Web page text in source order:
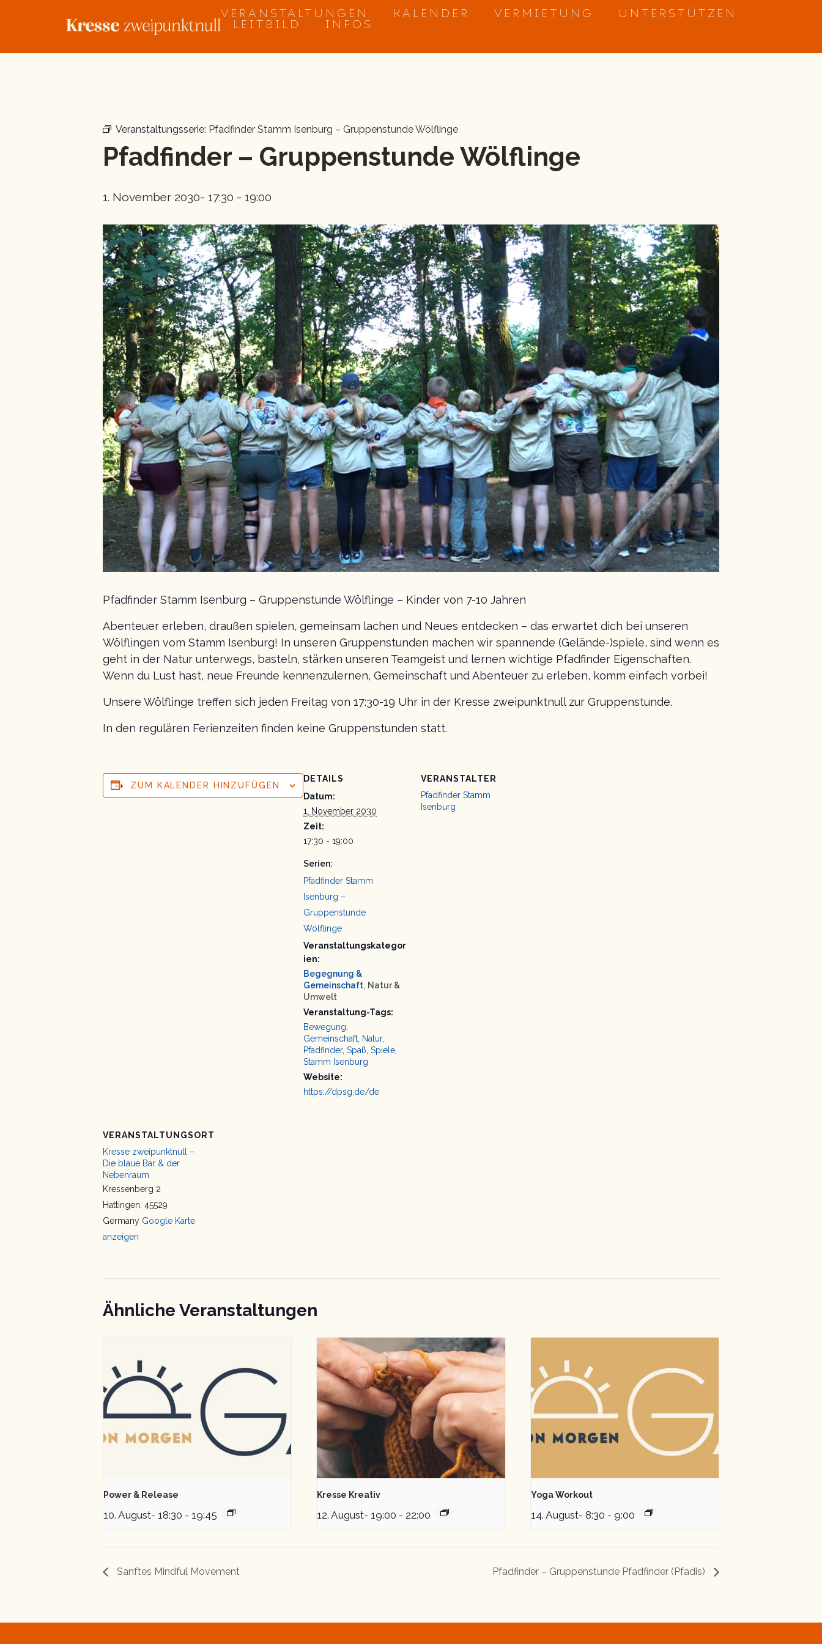
VERANSTALTUNGEN KALENDER VERMIETUNG
UNTERSTÜTZEN
LEITBILD
INFOS
Veranstaltungsserie: Pfadfinder Stamm Isenburg – Gruppenstunde Wölflinge
Pfadfinder – Gruppenstunde Wölflinge
1. November 2030- 17:30 - 19:00
Pfadfinder Stamm Isenburg – Gruppenstunde Wölflinge – Kinder von 7-10 Jahren
Abenteuer erleben, draußen spielen, gemeinsam lachen und Neues entdecken – das erwartet dich bei unseren
Wölflingen vom Stamm Isenburg! In unseren Gruppenstunden machen wir spannende (Gelände-)spiele, sind wenn es
geht in der Natur unterwegs, basteln, stärken unseren Teamgeist und lernen wichtige Pfadfinder Eigenschaften.
Wenn du Lust hast, neue Freunde kennenzulernen, Gemeinschaft und Abenteuer zu erleben, komm einfach vorbei!
Unsere Wölflinge treffen sich jeden Freitag von 17:30-19 Uhr in der Kresse zweipunktnull zur Gruppenstunde.
In den regulären Ferienzeiten finden keine Gruppenstunden statt.
ZUM KALENDER HINZUFÜGEN
DETAILS
Datum:
1. November 2030
Zeit:
17:30 - 19:00
Serien:
Pfadfinder Stamm
Isenburg –
Gruppenstunde
Wölflinge
Veranstaltungskategor
ien:
Begegnung &
Gemeinschaft, Natur &
Umwelt
Veranstaltung-Tags:
Bewegung
Gemeinschaft, Natur,
Pfadfinder, Spaß Spiele,
Stamm Isenburg
Website:
https://dpsg.de/de
VERANSTALTER
Pfadfinder Stamm
Isenburg
VERANSTALTUNGSORT
Kresse zweipunktnull –
Die blaue Bar & der
Nebenraum
Kressenberg 2
Hattingen 45529
Germany Google Karte
anzeigen
Ähnliche Veranstaltungen
Power & Release
10. August- 18:30 - 19:45
Kresse Kreativ
12. August- 19:00 - 22:00
Yoga Workout
14. August- 8:30 - 9:00
Sanftes Mindful Movement Pfadfinder – Gruppenstunde Pfadfinder (Pfadis)